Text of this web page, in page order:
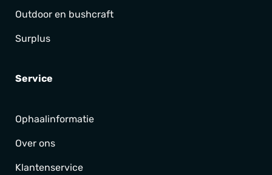
Outdoor en bushcraft
Surplus
Service
Ophaalinformatie
Over ons
Klantenservice